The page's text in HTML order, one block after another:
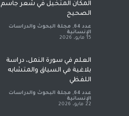
المكان المتخيل في شعر جاسم
الصحيح
عدد 64 , مجلة البحوث والدراسات
الإنسانية
15 مايو، 2026
العلم في سورة النمل، دراسة
بلاغية في السياق والمتشابه
اللفظي
عدد 64 , مجلة البحوث والدراسات
الإنسانية
22 مايو، 2026